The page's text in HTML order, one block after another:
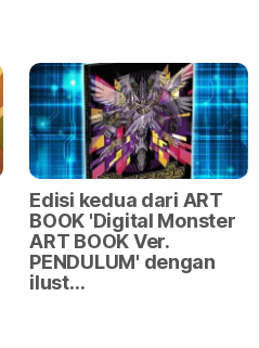
Edisi kedua dari ART
BOOK 'Digital Monster
ART BOOK Ver.
PENDULUM' dengan
ilust…